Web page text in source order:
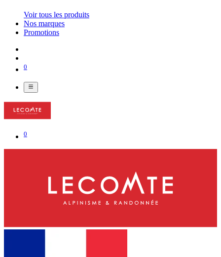
Voir tous les produits
Nos marques
Promotions
0
0